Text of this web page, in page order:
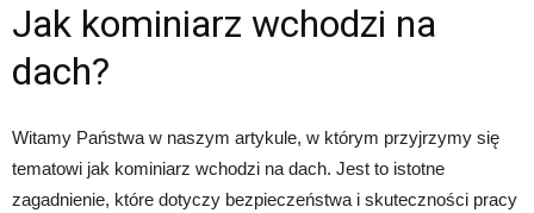
Jak kominiarz wchodzi na
dach?
Witamy Państwa w naszym artykule, w którym przyjrzymy się
tematowi jak kominiarz wchodzi na dach. Jest to istotne
zagadnienie, które dotyczy bezpieczeństwa i skuteczności pracy